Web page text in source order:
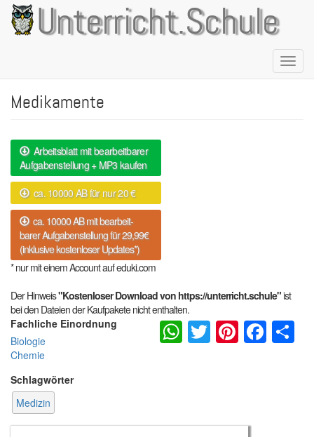
Direkt
zum
Inhalt
Unterricht.Schule
Medikamente
Arbeitsblatt mit bearbeitbarer
Aufgabenstellung + MP3 kaufen
ca. 10000 AB für nur 20 €
ca. 10000 AB mit bearbeit-
barer Aufgabenstellung für 29,99€
(inklusive kostenloser Updates*)
* nur mit einem Account auf eduki.com
Der Hinweis"Kostenloser Download von https://unterricht.schule"ist
bei den Dateien der Kaufpakete nicht enthalten.
Fachliche Einordnung
Biologie
Chemie
Schlagwörter
Medizin
WhatsApp
Twitter